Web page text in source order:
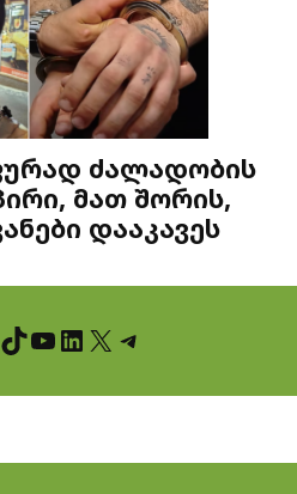
ძალადობის
მათ შორის,
დააკავეს
TikTok YouTube LinkedIn X Telegram